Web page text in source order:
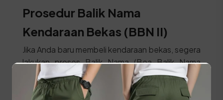
Prosedur Balik Nama
Kendaraan Bekas (BBN II)
Jika Anda baru membeli kendaraan bekas, segera
lakukan proses Balik Nama (Bea Balik Nama
Kendaraan Bermotor / BBNKB II) agar identitas
pemilik di surat kendaraan berubah menjadi nama